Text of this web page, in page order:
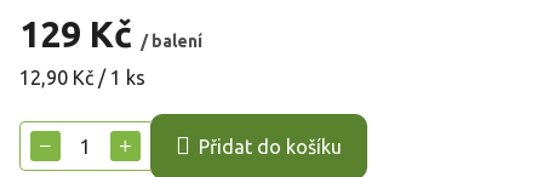
129 Kč / balení
Měrná
12,90 Kč / 1 ks
+
− Přidat do košíku